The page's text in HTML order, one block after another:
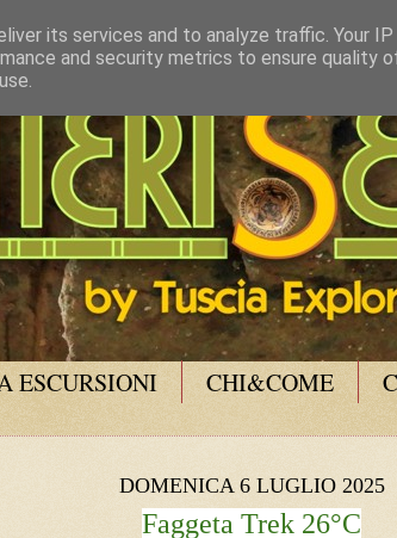
ESCURSIONI CHI&COME
DOMENICA 6 LUGLIO 2025
Faggeta Trek 26°C
its services and to analyze traffic. Your
and security metrics to ensure quality